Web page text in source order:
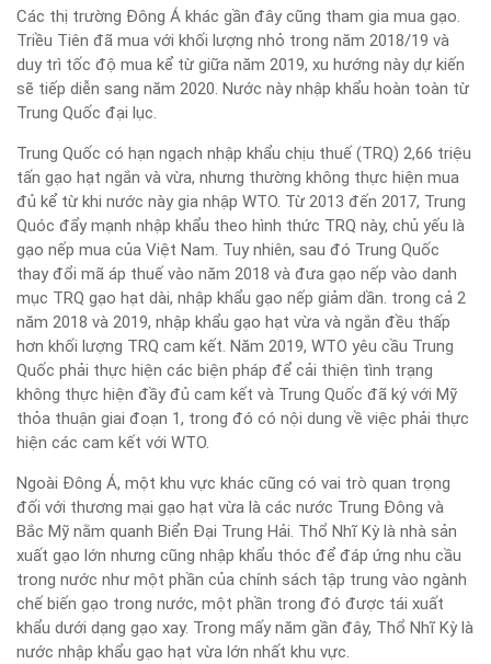
Các thị trường Đông Á khác gần đây cũng tham gia mua gạo.
Triều Tiên đã mua với khối lượng nhỏ trong năm 2018/19 và
duy trì tốc độ mua kể từ giữa năm 2019, xu hướng này dự kiến
sẽ tiếp diễn sang năm 2020. Nước này nhập khẩu hoàn toàn từ
Trung Quốc đại lục.
Trung Quốc có hạn ngạch nhập khẩu chịu thuế (TRQ) 2,66 triệu
tấn gạo hạt ngắn và vừa, nhưng thường không thực hiện mua
đủ kể từ khi nước này gia nhập WTO. Từ 2013 đến 2017, Trung
Quóc đẩy mạnh nhập khẩu theo hình thức TRQ này, chủ yếu là
gạo nếp mua của Việt Nam. Tuy nhiên, sau đó Trung Quốc
thay đổi mã áp thuế vào năm 2018 và đưa gạo nếp vào danh
mục TRQ gạo hạt dài, nhập khẩu gạo nếp giảm dần. trong cả 2
năm 2018 và 2019, nhập khẩu gạo hạt vừa và ngắn đều thấp
hơn khối lượng TRQ cam kết. Năm 2019, WTO yêu cầu Trung
Quốc phải thực hiện các biện pháp để cải thiện tình trạng
không thực hiện đầy đủ cam kết và Trung Quốc đã ký với Mỹ
thỏa thuận giai đoạn 1, trong đó có nội dung về việc phải thực
hiện các cam kết với WTO.
Ngoài Đông Á, một khu vực khác cũng có vai trò quan trọng
đối với thương mại gạo hạt vừa là các nước Trung Đông và
Bắc Mỹ nằm quanh Biển Đại Trung Hải. Thổ Nhĩ Kỳ là nhà sản
xuất gạo lớn nhưng cũng nhập khẩu thóc để đáp ứng nhu cầu
trong nước như một phần của chính sách tập trung vào ngành
chế biến gạo trong nước, một phần trong đó được tái xuất
khẩu dưới dạng gạo xay. Trong mấy năm gần đây, Thổ Nhĩ Kỳ là
nước nhập khẩu gạo hạt vừa lớn nhất khu vực.